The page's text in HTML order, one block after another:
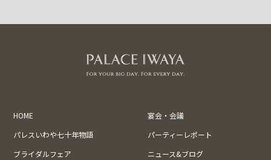
HOME
宴会・会議
パレスいわや七十年物語
パーティーレポート
ブライダルフェア
ニュース&ブログ